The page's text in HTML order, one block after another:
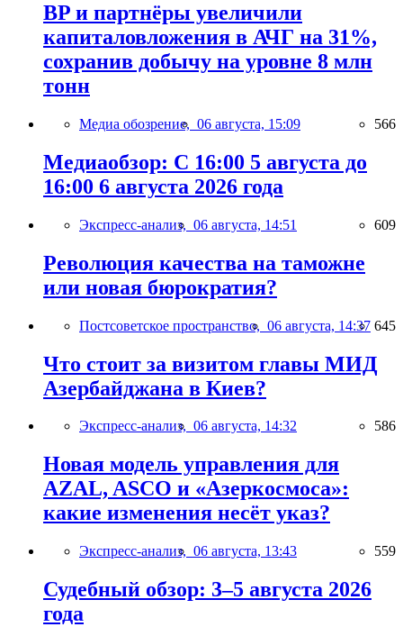
BP и партнёры увеличили
капиталовложения в АЧГ на 31%,
сохранив добычу на уровне 8 млн
тонн
Медиа обозрение, 06 августа, 15:09 566
Медиаобзор: С 16:00 5 августа до
16:00 6 августа 2026 года
Экспресс-анализ, 06 августа, 14:51 609
Революция качества на таможне
или новая бюрократия?
Постсоветское пространство, 06 августа, 14:37 645
Что стоит за визитом главы МИД
Азербайджана в Киев?
Экспресс-анализ, 06 августа, 14:32 586
Новая модель управления для
AZAL, ASCO и «Азеркосмоса»:
какие изменения несёт указ?
Экспресс-анализ, 06 августа, 13:43 559
Судебный обзор: 3–5 августа 2026
года